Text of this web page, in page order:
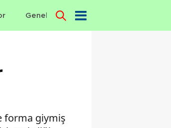
Genel Dünya
forma giymiş